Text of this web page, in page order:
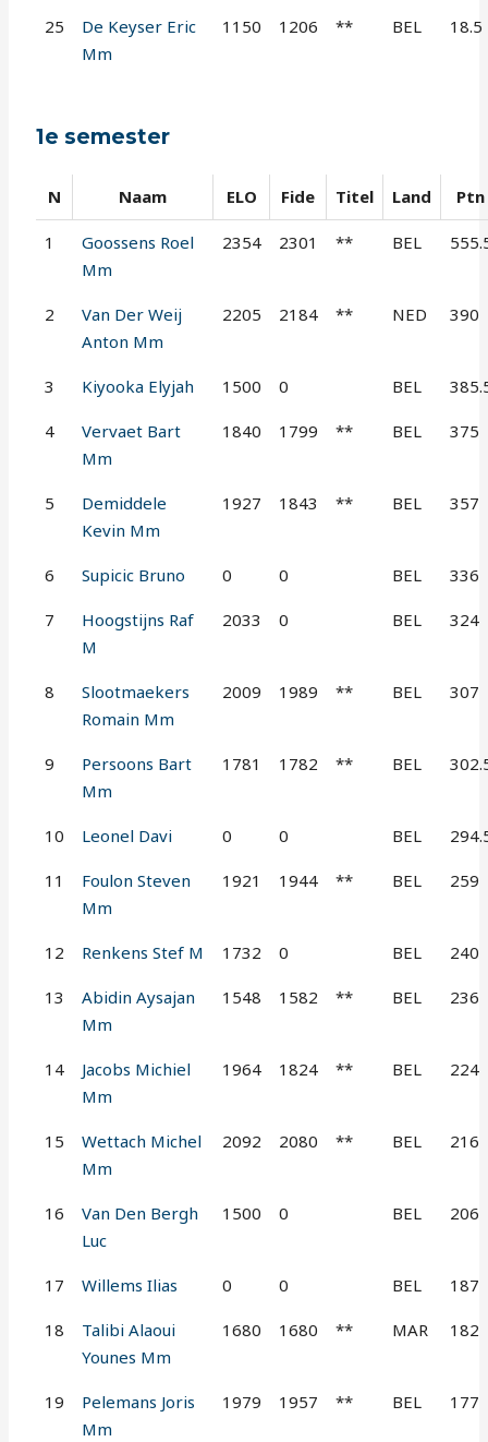
25
De Keyser Eric
Mm
1150 1206 ** BEL 18.5
1e semester
N Naam ELO Fide Titel Land Ptn
1
Goossens Roel
Mm
2354 2301 ** BEL
2
Van Der Weij
Anton Mm
2205 2184 ** NED 390
3 Kiyooka Elyjah 1500 0 BEL
4
Vervaet Bart
Mm
1840 1799 ** BEL 375
5
Demiddele
Kevin Mm
1927 1843 ** BEL 357
6 Supicic Bruno 0 0 BEL 336
7
Hoogstijns Raf
M
2033 0 BEL 324
8
Slootmaekers
Romain Mm
2009 1989 ** BEL 307
9
Persoons Bart
Mm
1781 1782 ** BEL
10 Leonel Davi 0 0 BEL
11
Foulon Steven
Mm
1921 1944 ** BEL 259
12 Renkens Stef M 1732 0 BEL 240
13
Abidin Aysajan
Mm
1548 1582 ** BEL 236
14
Jacobs Michiel
Mm
1964 1824 ** BEL 224
15
Wettach Michel
Mm
2092 2080 ** BEL 216
16
Van Den Bergh
Luc
1500 0 BEL 206
17 Willems Ilias 0 0 BEL 187
18
Talibi Alaoui
Younes Mm
1680 1680 ** MAR 182
19
Pelemans Joris
Mm
1979 1957 ** BEL 177